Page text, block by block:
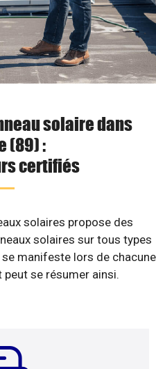
solaire dans
(89) :
certifiés
solaires propose des
solaires sur tous types
manifeste lors de chacune
se résumer ainsi.